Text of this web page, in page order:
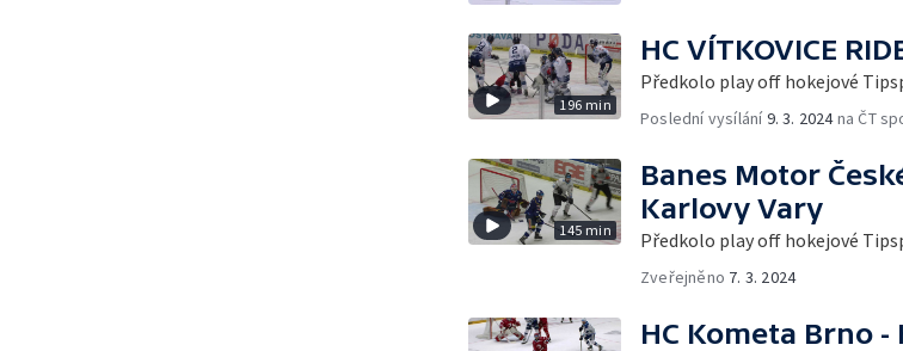
196 min
HC VÍTKOVICE
Předkolo play off hokejové
Poslední vysílání9. 3. 2024na ČT
145 min
Banes Motor
Karlovy Vary
Předkolo play off hokejové
Zveřejněno 7. 3. 2024
HC Kometa Brno -